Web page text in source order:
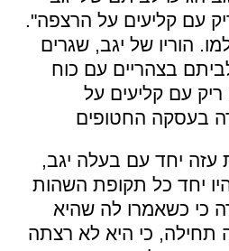
עם קליעים על הרצפה".
הוריו של יגב, שגרים
בצהריים עם כוח
עם קליעים על
בעסקה החטופים
עזה יחד עם בעלה יגב,
יחד כל תקופת השהות
כי כשאמרו לה שהיא
כי היא לא רצתה